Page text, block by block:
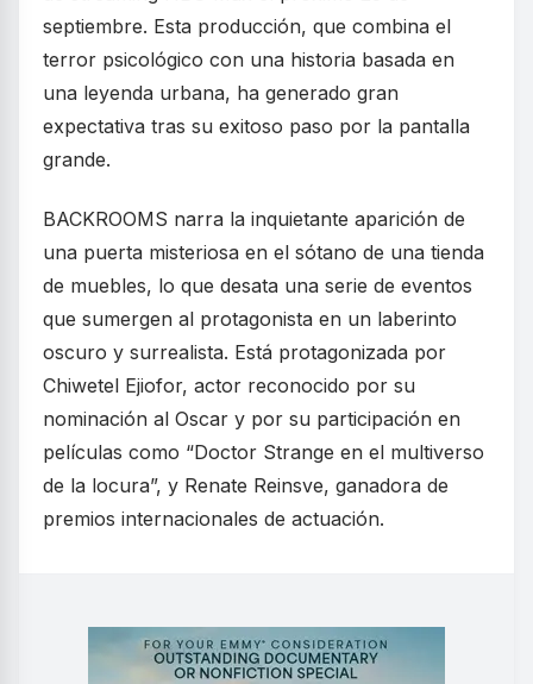
septiembre. Esta producción, que combina el
terror psicológico con una historia basada en
una leyenda urbana, ha generado gran
expectativa tras su exitoso paso por la pantalla
grande.
BACKROOMS narra la inquietante aparición de
una puerta misteriosa en el sótano de una tienda
de muebles, lo que desata una serie de eventos
que sumergen al protagonista en un laberinto
oscuro y surrealista. Está protagonizada por
Chiwetel Ejiofor, actor reconocido por su
nominación al Oscar y por su participación en
películas como “Doctor Strange en el multiverso
de la locura”, y Renate Reinsve, ganadora de
premios internacionales de actuación.